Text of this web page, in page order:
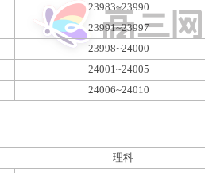
23983~23990
23991~23997
23998~24000
24001~24005
24006~24010
理科